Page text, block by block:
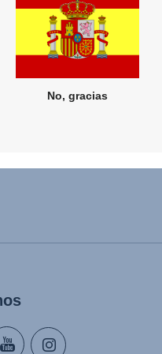
No, gracias